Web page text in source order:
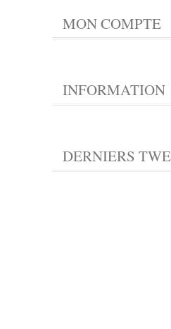
MON COMPTE
INFORMATION
DERNIERS